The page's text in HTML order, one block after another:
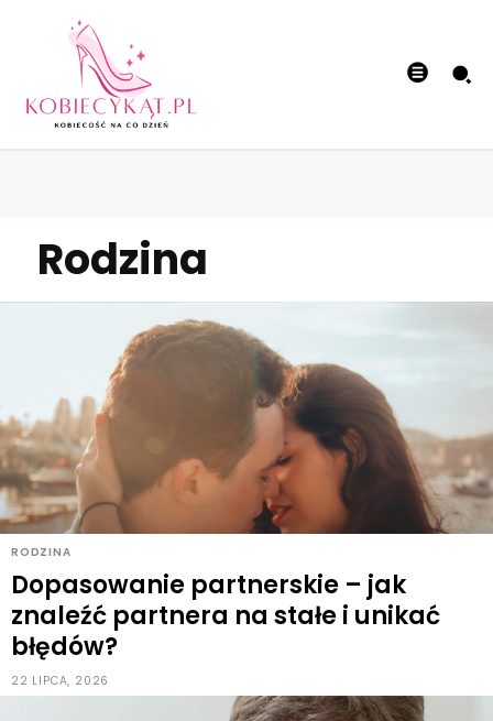
Rodzina
RODZINA
Dopasowanie partnerskie – jak
znaleźć partnera na stałe i unikać
błędów?
22 LIPCA, 2026